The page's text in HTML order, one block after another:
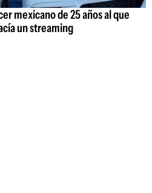
mexicano de 25 años al que
un streaming